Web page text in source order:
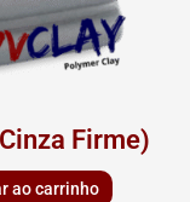
Firme)
ao carrinho